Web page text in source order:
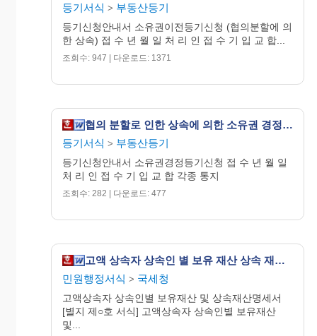
등기서식 > 부동산등기
등기신청안내서 소유권이전등기신청 (협의분할에 의
한 상속) 접 수 년 월 일 처 리 인 접 수 기 입 교 합...
조회수: 947 | 다운로드: 1371
협의 분할로 인한 상속에 의한 소유권 경정 등기 신청
등기서식 > 부동산등기
등기신청안내서 소유권경정등기신청 접 수 년 월 일
처 리 인 접 수 기 입 교 합 각종 통지
조회수: 282 | 다운로드: 477
고액 상속자 상속인 별 보유 재산 상속 재산 명세서
민원행정서식 > 국세청
고액상속자 상속인별 보유재산 및 상속재산명세서
[별지 제○호 서식] 고액상속자 상속인별 보유재산
및...